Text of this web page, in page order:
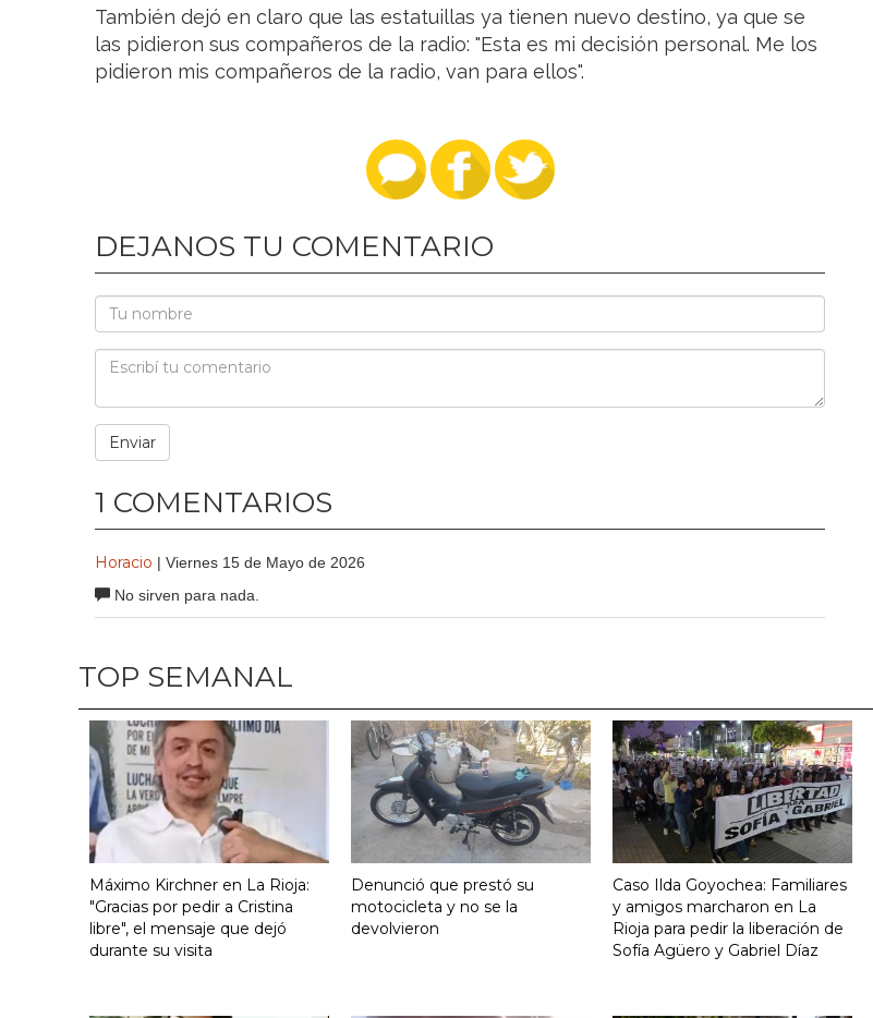
También dejó en claro que las estatuillas ya tienen nuevo destino, ya que se
las pidieron sus compañeros de la radio: "Esta es mi decisión personal. Me los
pidieron mis compañeros de la radio, van para ellos".
DEJANOS TU COMENTARIO
1 COMENTARIOS
Horacio | Viernes 15 de Mayo de 2026
No sirven para nada.
TOP SEMANAL
Máximo Kirchner en La Rioja:
"Gracias por pedir a Cristina
libre", el mensaje que dejó
durante su visita
Denunció que prestó su
motocicleta y no se la
devolvieron
Caso Ilda Goyochea: Familiares
y amigos marcharon en La
Rioja para pedir la liberación de
Sofía Agüero y Gabriel Díaz